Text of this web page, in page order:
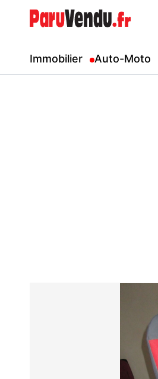
Immobilier Auto-Moto